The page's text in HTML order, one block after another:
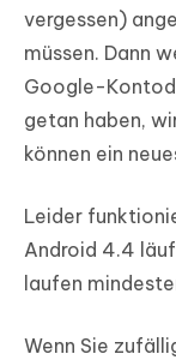
vergessen)
müssen. Dann
Google-
getan haben,
können ein
Leider
Android 4.4
laufen
Wenn Sie